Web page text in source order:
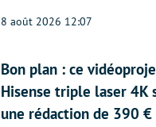
8 août 2026 12:07
Bon plan : ce
Hisense triple laser 4K
une rédaction de 390 €